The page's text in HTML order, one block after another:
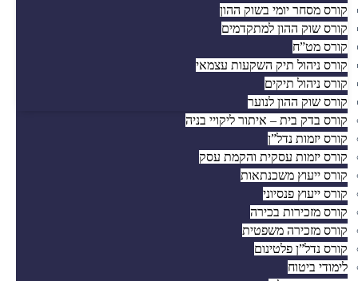
קורס מסחר יומי בשוק ההון
קורס שוק ההון למתקדמים
קורס מט”ח
קורס ניהול תיק השקעות עצמאי
קורס ניהול תיקים
קורס שוק ההון לנוער
קורס בדק בית – איתור ליקויי בניה
קורס יזמות נדל”ן
קורס יזמות עסקית והקמת עסק
קורס ייעוץ משכנתאות
קורס ייעוץ פנסיוני
קורס מזכירות בכירה
קורס מזכירה משפטית
קורס נדל”ן פלטינום
לימודי ביטוח